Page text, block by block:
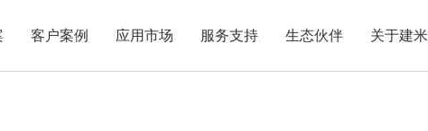
客户案例 应用市场 服务支持 生态伙伴 关于建米